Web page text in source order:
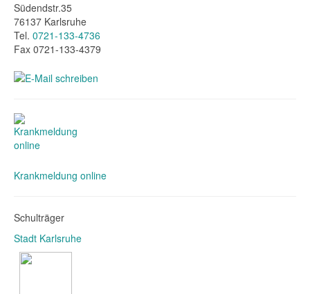
Südendstr.35
76137 Karlsruhe
Tel. 0721-133-4736
Fax 0721-133-4379
Krankmeldung online
Schulträger
Stadt Karlsruhe